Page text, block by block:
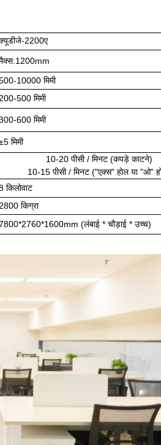
2200ए
10000 मिमी
200-500 मिमी
600 मिमी
5 मिमी
10-20 पीसी / मिनट (कपड़े काटने)
10-15 पीसी / मिनट ("एक्स" होल या "ओ"
किलोवाट
2800 किग्रा
(लंबाई * चौड़ाई * उच्च)